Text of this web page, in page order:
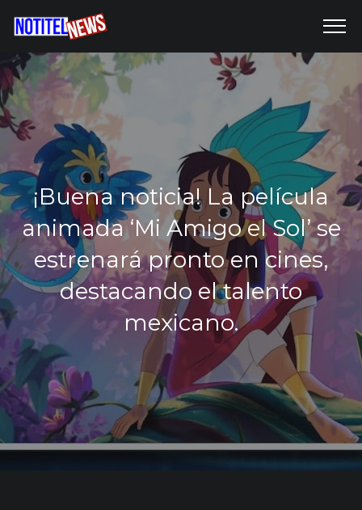
¡Buena noticia! La película
animada ‘Mi Amigo el Sol’ se
estrenará pronto en cines,
destacando el talento
mexicano.